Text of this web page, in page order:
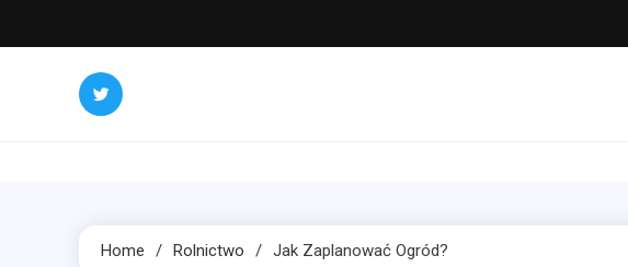
to
Home Rolnictwo Jak Zaplanować Ogród?